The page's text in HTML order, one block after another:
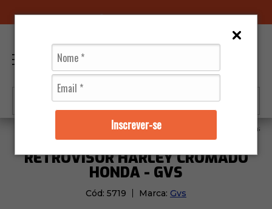
Inscrever-se
Retrovisores Retrovisor Harley
RETROVISOR HARLEY CROMADO
HONDA - GVS
Cód: 5719 Marca: Gvs